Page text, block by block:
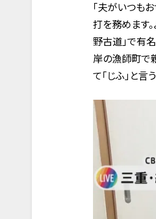
「夫がいつも
打を務めます
野古道」で有
岸の漁師町で
て「じふ」と